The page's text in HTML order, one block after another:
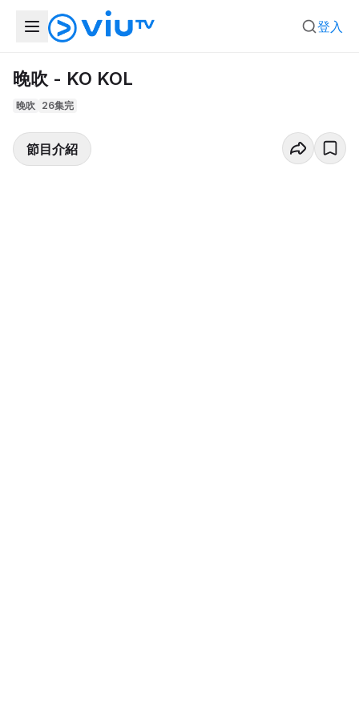
登入
晚吹 - KO KOL
晚吹 26集完
節目介紹